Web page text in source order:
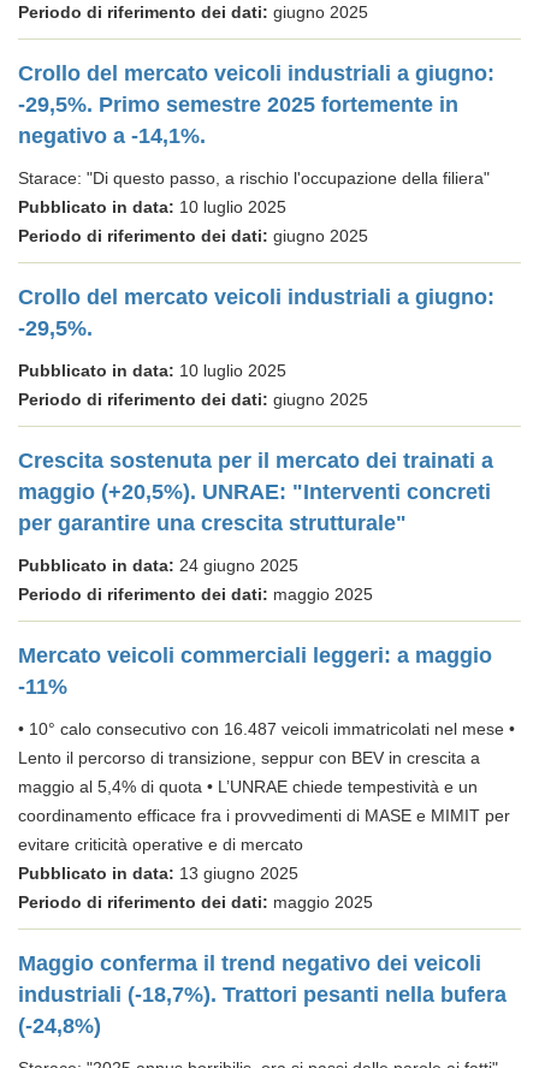
Periodo di riferimento dei dati: giugno 2025
Crollo del mercato veicoli industriali a giugno:
-29,5%. Primo semestre 2025 fortemente in
negativo a -14,1%.
Starace: "Di questo passo, a rischio l'occupazione della filiera"
Pubblicato in data: 10 luglio 2025
Periodo di riferimento dei dati: giugno 2025
Crollo del mercato veicoli industriali a giugno:
-29,5%.
Pubblicato in data: 10 luglio 2025
Periodo di riferimento dei dati: giugno 2025
Crescita sostenuta per il mercato dei trainati a
maggio (+20,5%). UNRAE: "Interventi concreti
per garantire una crescita strutturale"
Pubblicato in data: 24 giugno 2025
Periodo di riferimento dei dati: maggio 2025
Mercato veicoli commerciali leggeri: a maggio
-11%
• 10° calo consecutivo con 16.487 veicoli immatricolati nel mese •
Lento il percorso di transizione, seppur con BEV in crescita a
maggio al 5,4% di quota • L’UNRAE chiede tempestività e un
coordinamento efficace fra i provvedimenti di MASE e MIMIT per
evitare criticità operative e di mercato
Pubblicato in data: 13 giugno 2025
Periodo di riferimento dei dati: maggio 2025
Maggio conferma il trend negativo dei veicoli
industriali (-18,7%). Trattori pesanti nella bufera
(-24,8%)